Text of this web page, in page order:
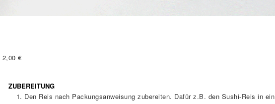
2,00 €
ZUBEREITUNG
Den Reis nach Packungsanweisung zubereiten. Dafür z.B. den Sushi-Reis in ein